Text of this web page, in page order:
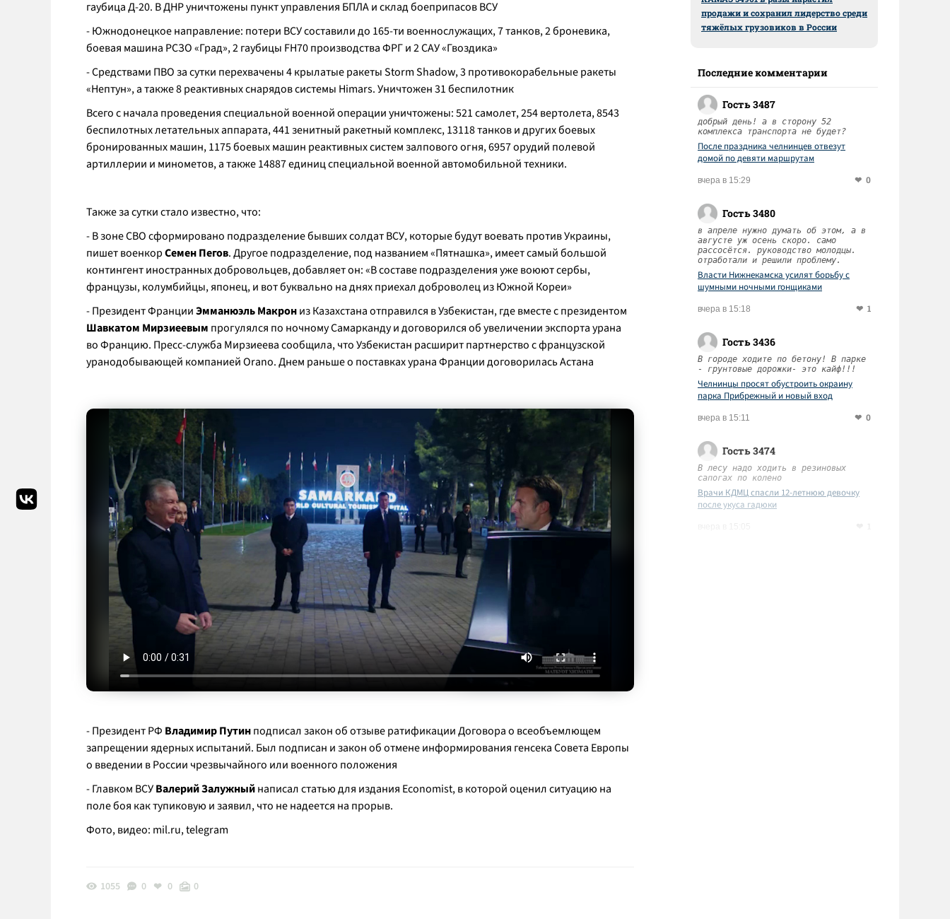
гаубица Д-20. В ДНР уничтожены пункт управления БПЛА и склад боеприпасов ВСУ
- Южнодонецкое направление: потери ВСУ составили до 165-ти военнослужащих, 7 танков, 2 броневика,
боевая машина РСЗО «Град», 2 гаубицы FH70 производства ФРГ и 2 САУ «Гвоздика»
- Средствами ПВО за сутки перехвачены 4 крылатые ракеты Storm Shadow, 3 противокорабельные ракеты
«Нептун», а также 8 реактивных снарядов системы Himars. Уничтожен 31 беспилотник
Всего с начала проведения специальной военной операции уничтожены: 521 самолет, 254 вертолета, 8543
беспилотных летательных аппарата, 441 зенитный ракетный комплекс, 13118 танков и других боевых
бронированных машин, 1175 боевых машин реактивных систем залпового огня, 6957 орудий полевой
артиллерии и минометов, а также 14887 единиц специальной военной автомобильной техники.
Также за сутки стало известно, что:
- В зоне СВО сформировано подразделение бывших солдат ВСУ, которые будут воевать против Украины,
пишет военкорСемен Пегов. Другое подразделение, под названием «Пятнашка», имеет самый большой
контингент иностранных добровольцев, добавляет он: «В составе подразделения уже воюют сербы,
французы, колумбийцы, японец, и вот буквально на днях приехал доброволец из Южной Кореи»
- Президент ФранцииЭмманюэль Макрониз Казахстана отправился в Узбекистан, где вместе с президентом
Шавкатом Мирзиеевым прогулялся по ночному Самарканду и договорился об увеличении экспорта урана
во Францию. Пресс-служба Мирзиеева сообщила, что Узбекистан расширит партнерство с французской
уранодобывающей компанией Orano. Днем раньше о поставках урана Франции договорилась Астана
- Президент РФ Владимир Путинподписал закон об отзыве ратификации Договора о всеобъемлющем
запрещении ядерных испытаний. Был подписан и закон об отмене информирования генсека Совета Европы
о введении в России чрезвычайного или военного положения
- Главком ВСУВалерий Залужныйнаписал статью для издания Economist, в которой оценил ситуацию на
поле боя как тупиковую и заявил, что не надеется на прорыв.
Фото, видео: mil.ru, telegram
1055 0 0 0
продажи и сохранил лидерство среди
тяжёлых грузовиков в России
Последние комментарии
Гость 3487
добрый день! а в сторону 52
комплекса транспорта не будет?
После праздника челнинцев отвезут
домой по девяти маршрутам
вчера в 15:29 0
Гость 3480
в апреле нужно думать об этом, а в
августе уж осень скоро. само
рассосётся. руководство молодцы.
отработали и решили проблему.
Власти Нижнекамска усилят борьбу с
шумными ночными гонщиками
вчера в 15:18 1
Гость 3436
В городе ходите по бетону! В парке
- грунтовые дорожки- это кайф!!!
Челнинцы просят обустроить окраину
парка Прибрежный и новый вход
вчера в 15:11 0
Гость 3474
В лесу надо ходить в резиновых
сапогах по колено
Врачи КДМЦ спасли 12-летнюю девочку
после укуса гадюки